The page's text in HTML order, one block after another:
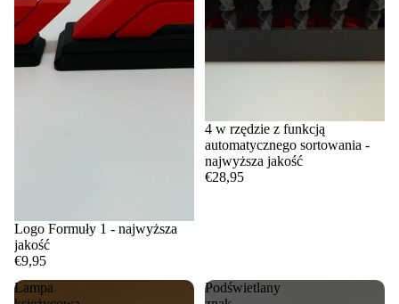
Logo Formuły 1 - najwyższa
jakość
€9,95
4 w rzędzie z funkcją
automatycznego sortowania -
najwyższa jakość
€28,95
Lampa
Podświetlany